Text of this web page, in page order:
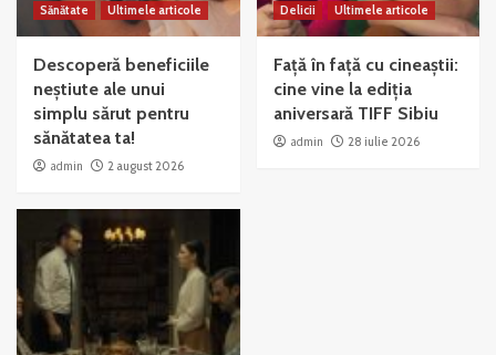
Sănătate Ultimele articole
Descoperă beneficiile
neștiute ale unui
simplu sărut pentru
sănătatea ta!
admin 2 august 2026
Delicii Ultimele articole
Față în față cu cineaștii:
cine vine la ediția
aniversară TIFF Sibiu
admin 28 iulie 2026